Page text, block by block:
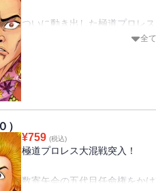
ついに動き出した極道プロレス
富士山麓の特設リングには、
極道潜入伝説、“勇往邁進”の第
全
）
¥759 (税込)
極道プロレス大混戦突入！
数寄矢会の五代目任命権をかけ